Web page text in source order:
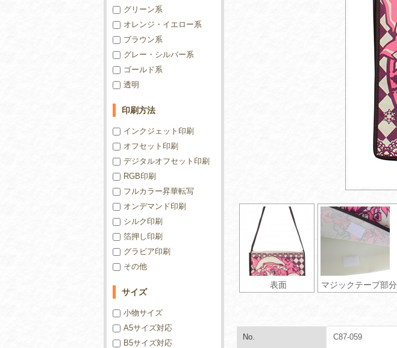
表面 マジックテープ部分
No. C87-059
グリーン系
オレンジ・イエロー系
ブラウン系
グレー・シルバー系
ゴールド系
透明
印刷方法
インクジェット印刷
オフセット印刷
デジタルオフセット印刷
RGB印刷
フルカラー昇華転写
オンデマンド印刷
シルク印刷
箔押し印刷
グラビア印刷
その他
サイズ
小物サイズ
A5サイズ対応
B5サイズ対応